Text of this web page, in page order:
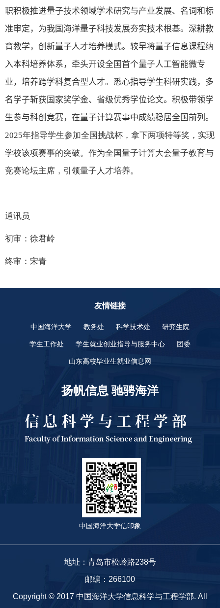
职积极推进量子技术领域学术研究与产业发展、名词和标
准审定，为我国海洋量子科技发展夯实技术根基。深耕教
育教学，创新量子人才培养模式。较早将量子信息课程纳
入本科培养体系，牵头开设全国首个量子人工智能微专
业，培养跨学科复合型人才。悉心指导学生科研实践，多
名学子斩获国家奖学金、省级优秀学位论文。积极带领学
生参与科创竞赛，在量子计算赛事中成绩稳居全国前列。
2025年指导学生参加全国挑战杯，拿下两项特等奖，实现
学校该项赛事的突破。作为全国量子计算大会量子教育与
竞赛论坛主席，引领量子人才培养。
通讯员
初审：徐君岭
终审：宋青
友情链接
中国海洋大学 教务处 科学技术处 研究生院
学生工作处 学生就业创业指导与服务中心 团委
山东高校毕业生就业信息网
扬帆信息 驰骋海洋
中国海洋大学信印象
地址：青岛市松岭路238号
邮编：266100
Copyright © 2017 中国海洋大学信息科学与工程学部. All